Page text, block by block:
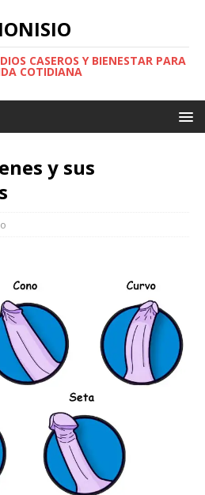
CASEROS Y BIENESTAR PARA
COTIDIANA
y sus